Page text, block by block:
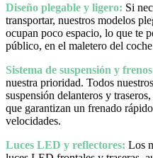
Diseño plegable y ligero: Si
transportar, nuestros modelos
ocupan poco espacio, lo que te
público, en el maletero del
Sistema de suspensión y
nuestra prioridad. Todos
suspensión delanteros y
que garantizan un frenado
velocidades.
Luces LED y reflectores: Los